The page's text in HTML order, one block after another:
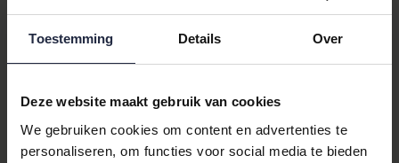
Toestemming Details Over
Deze website maakt gebruik van cookies
We gebruiken cookies om content en advertenties te
personaliseren, om functies voor social media te bieden
✔️ Licht en luchtig slaapcomfort
✔️ Optimale temperatuurbeheersing tijdens warme nachten
✔️ Natuurlijk isolerend vermogen zonder benauwd gevoel
Ganzendons staat bekend om zijn superieure isolatie en
ademend vermogen. Dit maakt dit dekbed perfect als
zomerdekbed dons 240x220 voor eenpersoonsbedden.